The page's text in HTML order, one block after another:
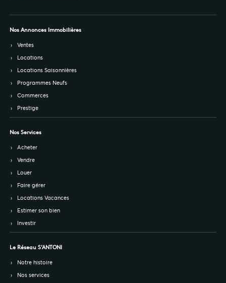
Nos Annonces Immobilières
Ventes
Locations
Locations Saisonnières
Programmes Neufs
Commerces
Prestige
Nos Services
Acheter
Vendre
Louer
Faire gérer
Locations Vacances
Estimer son bien
Investir
Le Réseau S’ANTONI
Notre histoire
Nos services